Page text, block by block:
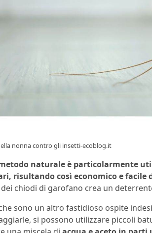
nonna contro gli insetti-ecoblog.it
naturale è particolarmente
risultando così economico e facile
chiodi di garofano crea un
sono un altro fastidioso ospite
si possono utilizzare piccoli